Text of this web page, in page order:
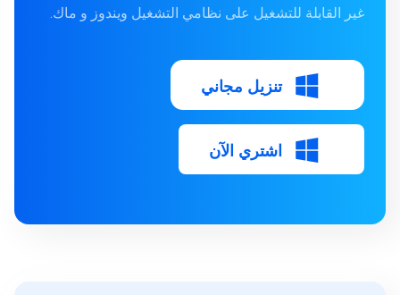
غير القابلة للتشغيل على نظامي التشغيل ويندوز و ماك.
تنزيل مجاني
اشتري الآن